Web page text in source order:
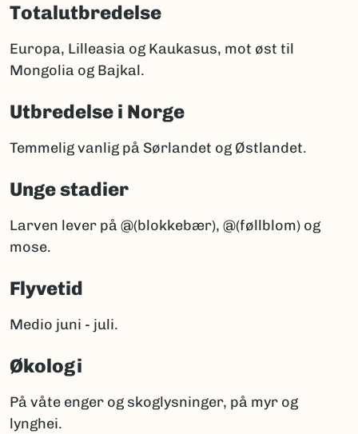
Totalutbredelse
Europa, Lilleasia og Kaukasus, mot øst til
Mongolia og Bajkal.
Utbredelse i Norge
Temmelig vanlig på Sørlandet og Østlandet.
Unge stadier
Larven lever på @(blokkebær), @(føllblom) og
mose.
Flyvetid
Medio juni - juli.
Økologi
På våte enger og skoglysninger, på myr og
lynghei.